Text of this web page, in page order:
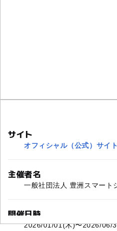
サイト
オフィシャル（公式）サイト
主催者名
一般社団法人 豊洲スマート
開催日時
2026/01/01(木)〜2026/06/